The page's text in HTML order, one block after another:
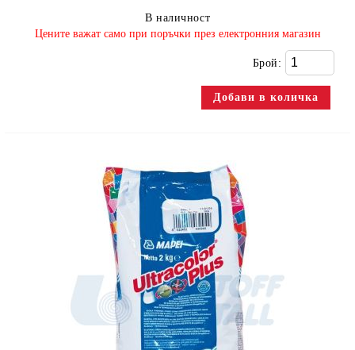
В наличност
​Цените важат само при поръчки през електронния магазин
Брой: